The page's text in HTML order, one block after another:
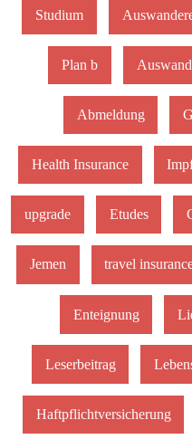
Studium
Plan b
Abmeldung
Health Insurance
upgrade Etudes
Jemen travel
Enteignung
Leserbeitrag
Haftpflichtversicherung